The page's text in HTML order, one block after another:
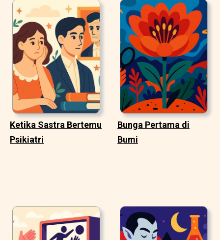
Ketika Sastra Bertemu
Psikiatri
Bunga Pertama di
Bumi